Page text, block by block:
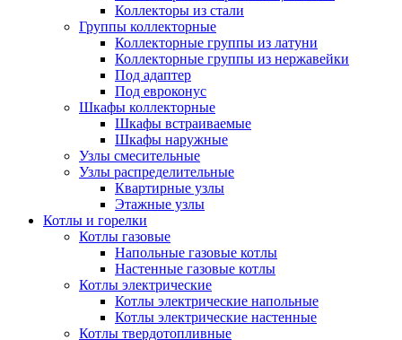
Коллекторы из стали
Группы коллекторные
Коллекторные группы из латуни
Коллекторные группы из нержавейки
Под адаптер
Под евроконус
Шкафы коллекторные
Шкафы встраиваемые
Шкафы наружные
Узлы смесительные
Узлы распределительные
Квартирные узлы
Этажные узлы
Котлы и горелки
Котлы газовые
Напольные газовые котлы
Настенные газовые котлы
Котлы электрические
Котлы электрические напольные
Котлы электрические настенные
Котлы твердотопливные